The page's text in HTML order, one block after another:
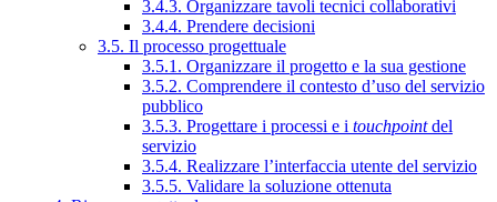
3.4.3. Organizzare tavoli tecnici collaborativi
3.4.4. Prendere decisioni
3.5. Il processo progettuale
3.5.1. Organizzare il progetto e la sua gestione
3.5.2. Comprendere il contesto d’uso del servizio
pubblico
3.5.3. Progettare i processi e i touchpointdel
servizio
3.5.4. Realizzare l’interfaccia utente del servizio
3.5.5. Validare la soluzione ottenuta